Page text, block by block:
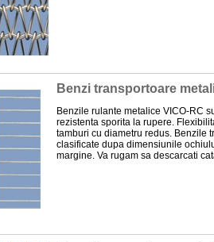
Benzi transportoare
Benzile rulante metalice VICO-RC
rezistenta sporita la rupere.
tamburi cu diametru redus. Benzile
clasificate dupa dimensiunile
margine. Va rugam sa descarcati